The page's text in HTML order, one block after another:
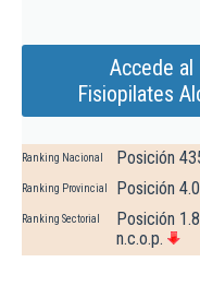
Accede
Fisiopilates
Ranking Nacional Posición
Ranking Provincial Posición
Ranking Sectorial
Posición
n.c.o.p.